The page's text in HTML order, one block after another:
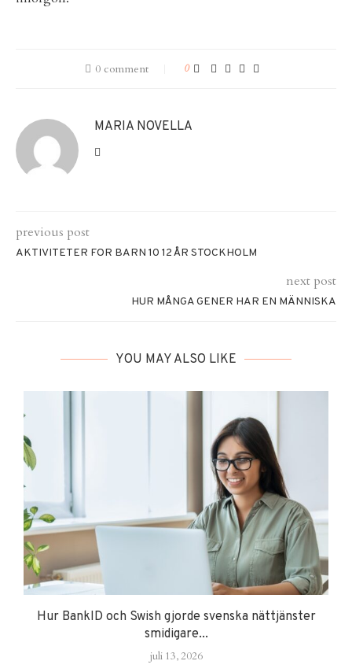
0 comment 0
MARIA NOVELLA
previous post
AKTIVITETER FOR BARN 10 12 ÅR STOCKHOLM
next post
HUR MÅNGA GENER HAR EN MÄNNISKA
YOU MAY ALSO LIKE
Hur BankID och Swish gjorde svenska nättjänster
smidigare...
juli 13, 2026